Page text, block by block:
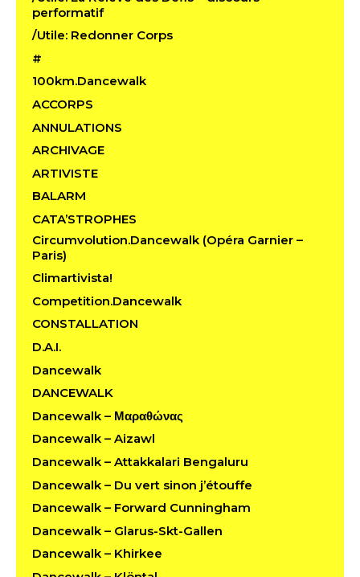
performatif
/Utile: Redonner Corps
#
100km.Dancewalk
ACCORPS
ANNULATIONS
ARCHIVAGE
ARTIVISTE
BALARM
CATA’STROPHES
Circumvolution.Dancewalk (Opéra Garnier –
Paris)
Climartivista!
Competition.Dancewalk
CONSTALLATION
D.A.I.
Dancewalk
DANCEWALK
Dancewalk – Μαραθώνας
Dancewalk – Aizawl
Dancewalk – Attakkalari Bengaluru
Dancewalk – Du vert sinon j’étouffe
Dancewalk – Forward Cunningham
Dancewalk – Glarus-Skt-Gallen
Dancewalk – Khirkee